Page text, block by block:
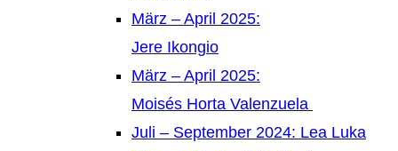
März – April 2025:
Jere Ikongio
März – April 2025:
Moisés Horta Valenzuela
Juli – September 2024: Lea Luka